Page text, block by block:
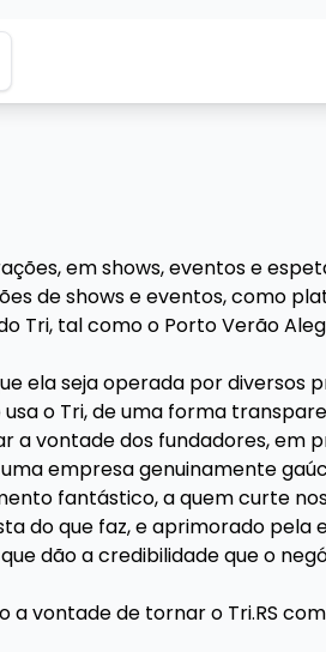
em shows, eventos e
de shows e eventos, como
Tri, tal como o Porto Verão
ela seja operada por
o Tri, de uma forma
a vontade dos fundadores,
empresa genuinamente
fantástico, a quem curte
do que faz, e aprimorado
dão a credibilidade que o
vontade de tornar o Tri.RS